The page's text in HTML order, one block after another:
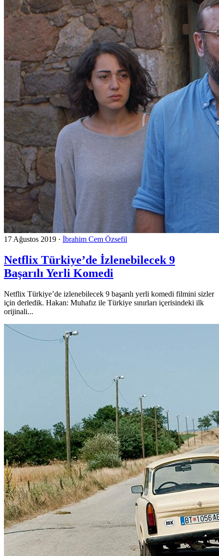
17 Ağustos 2019 · İbrahim Cem Özsefil
Netflix Türkiye’de İzlenebilecek 9
Başarılı Yerli Komedi
Netflix Türkiye’de izlenebilecek 9 başarılı yerli komedi filmini sizler
için derledik. Hakan: Muhafız ile Türkiye sınırları içerisindeki ilk
orijinali...